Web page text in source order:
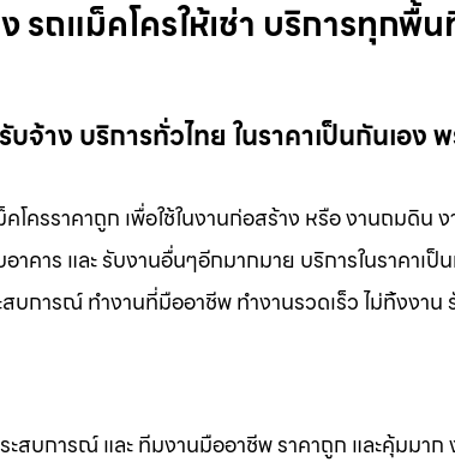
รถแม็คโครให้เช่า บริการทุกพื้
บจ้าง บริการทั่วไทย ในราคาเป็นกันเอง
คโครราคาถูก เพื่อใช้ในงานก่อสร้าง หรือ งานถมดิน
าร และ รับงานอื่นๆอีกมากมาย บริการในราคาเป็
การณ์ ทำงานที่มืออาชีพ ทำงานรวดเร็ว ไม่ทิ้งงาน
สบการณ์ และ ทีมงานมืออาชีพ ราคาถูก และคุ้มมาก